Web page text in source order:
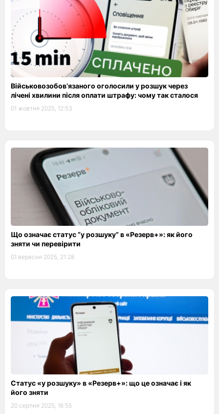
Військовозобов’язаного оголосили у розшук через
лічені хвилини після оплати штрафу: чому так сталося
01 жовтня 2025, 12:53
Що означає статус “у розшуку” в «Резерв+»: як його
зняти чи перевірити
01 вересня 2025, 21:28
Статус «у розшуку» в «Резерв+»: що це означає і як
його зняти
20 серпня 2025, 16:55